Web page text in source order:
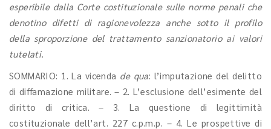
esperibile dalla Corte costituzionale sulle norme penali che
denotino difetti di ragionevolezza anche sotto il profilo
della sproporzione del trattamento sanzionatorio ai valori
tutelati.
SOMMARIO: 1. La vicenda de qua: l’imputazione del delitto
di diffamazione militare. – 2. L’esclusione dell’esimente del
diritto di critica. – 3. La questione di legittimità
costituzionale dell’art. 227 c.p.m.p. – 4. Le prospettive di